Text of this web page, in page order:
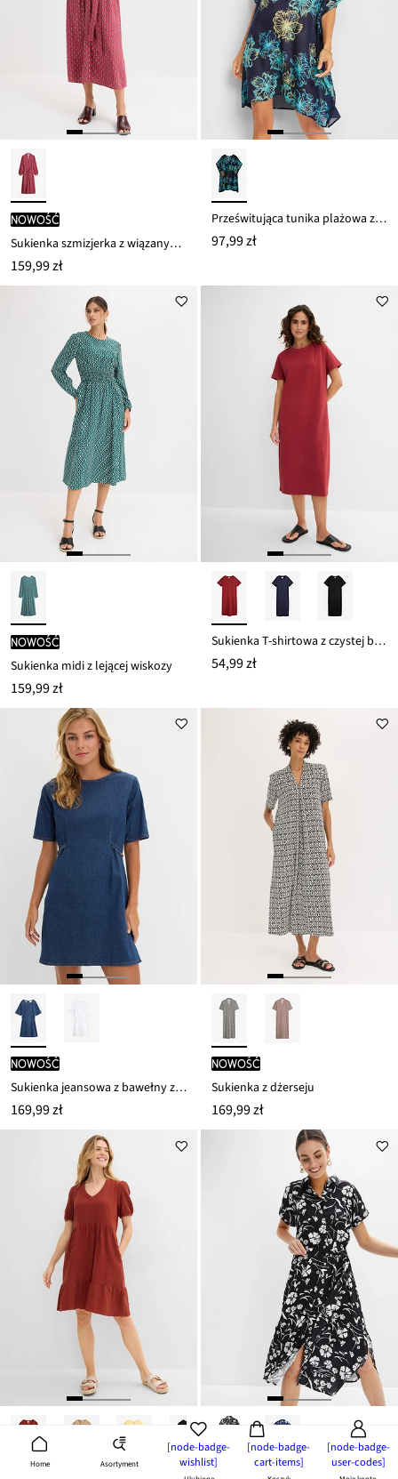
Home Asortyment
[node-badge-
wishlist]
[node-badge-
cart-items]
[node-badge-
user-codes]
nowość
Sukienka szmizjerka z wiązanym paskiem
159,99 zł
Prześwitująca tunika plażowa z dekoltem w serek
97,99 zł
nowość
Sukienka midi z lejącej wiskozy
159,99 zł
Sukienka T-shirtowa z czystej bawełny organicznej
54,99 zł
nowość
Sukienka jeansowa z bawełny z domieszką stretchu
169,99 zł
nowość
Sukienka z dżerseju
169,99 zł